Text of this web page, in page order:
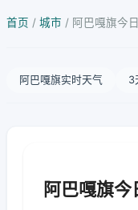
首页 / 城市 / 阿巴嘎旗今
阿巴嘎旗实时天气 3
阿巴嘎旗